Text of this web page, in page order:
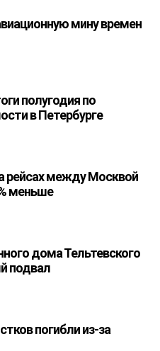
мину времен
полугодия по
в Петербурге
рейсах между Москвой
меньше
дома Тельтевского
подвал
погибли из-за